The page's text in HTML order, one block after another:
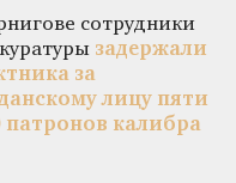
сотрудники
задержали
за
лицу пяти
патронов калибра